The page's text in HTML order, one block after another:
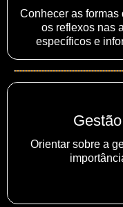
Conhecer as
os reflexos nas
específicos e
Orientar sobre a